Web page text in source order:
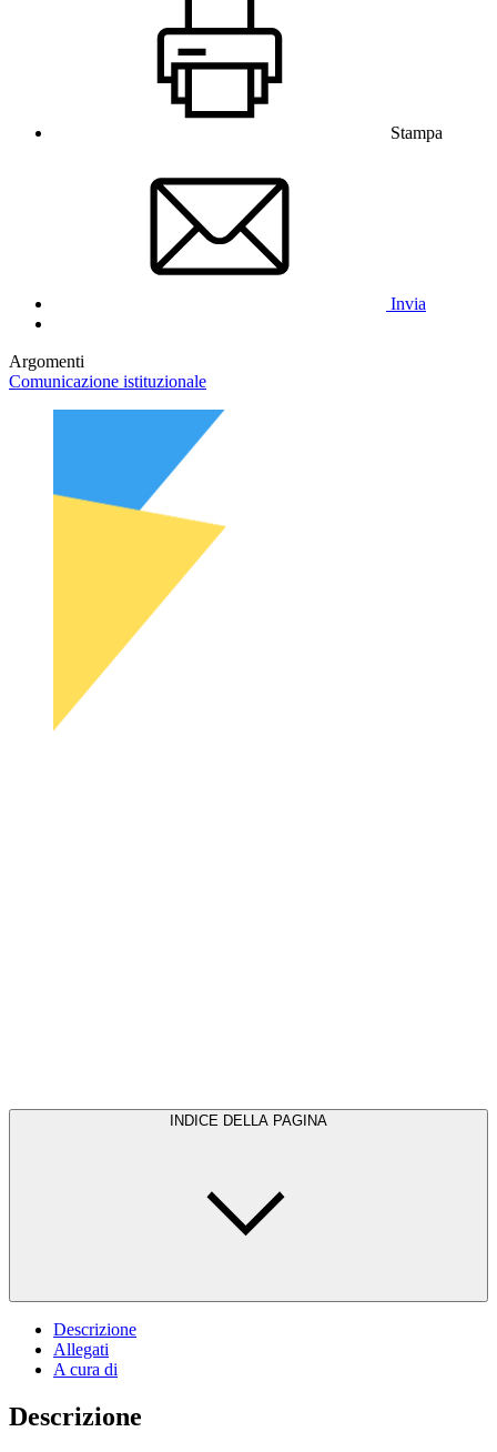
Stampa
Invia
Argomenti
Comunicazione istituzionale
INDICE DELLA PAGINA
Descrizione
Allegati
A cura di
Descrizione